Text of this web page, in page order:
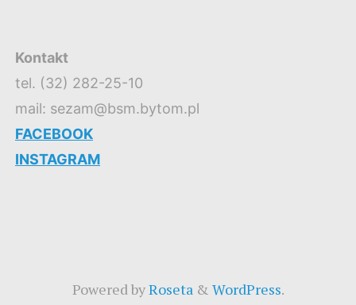
Kontakt
tel. (32) 282-25-10
mail: sezam@bsm.bytom.pl
FACEBOOK
INSTAGRAM
Powered byRoseta& WordPress.